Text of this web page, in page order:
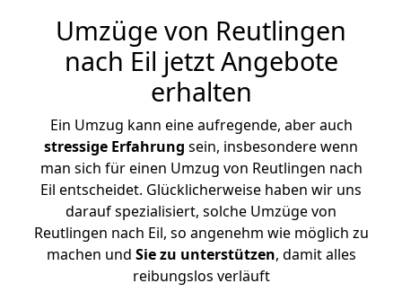
Umzüge von Reutlingen
nach Eil jetzt Angebote
erhalten
Ein Umzug kann eine aufregende, aber auch
stressige Erfahrung sein, insbesondere wenn
man sich für einen Umzug von Reutlingen nach
Eil entscheidet. Glücklicherweise haben wir uns
darauf spezialisiert, solche Umzüge von
Reutlingen nach Eil, so angenehm wie möglich zu
machen und Sie zu unterstützen, damit alles
reibungslos verläuft